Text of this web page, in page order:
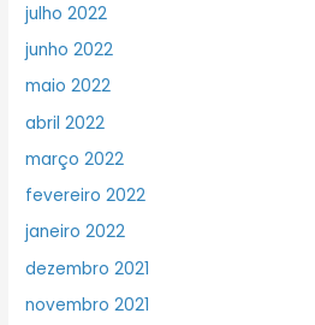
julho 2022
junho 2022
maio 2022
abril 2022
março 2022
fevereiro 2022
janeiro 2022
dezembro 2021
novembro 2021